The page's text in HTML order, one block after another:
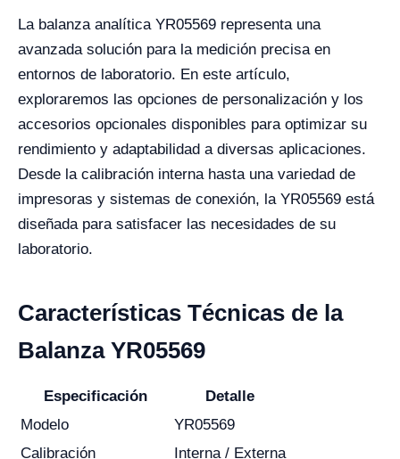
La balanza analítica YR05569 representa una
avanzada solución para la medición precisa en
entornos de laboratorio. En este artículo,
exploraremos las opciones de personalización y los
accesorios opcionales disponibles para optimizar su
rendimiento y adaptabilidad a diversas aplicaciones.
Desde la calibración interna hasta una variedad de
impresoras y sistemas de conexión, la YR05569 está
diseñada para satisfacer las necesidades de su
laboratorio.
Características Técnicas de la
Balanza YR05569
Especificación
Detalle
Modelo
YR05569
Calibración
Interna / Externa